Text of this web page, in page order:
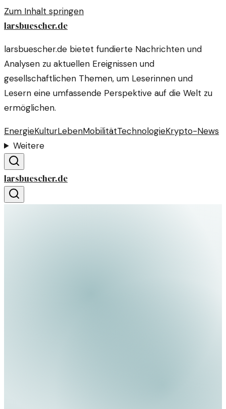
Zum Inhalt springen
larsbuescher.de
larsbuescher.de bietet fundierte Nachrichten und
Analysen zu aktuellen Ereignissen und
gesellschaftlichen Themen, um Leserinnen und
Lesern eine umfassende Perspektive auf die Welt zu
ermöglichen.
EnergieKulturLebenMobilitätTechnologieKrypto-News
Weitere
larsbuescher.de